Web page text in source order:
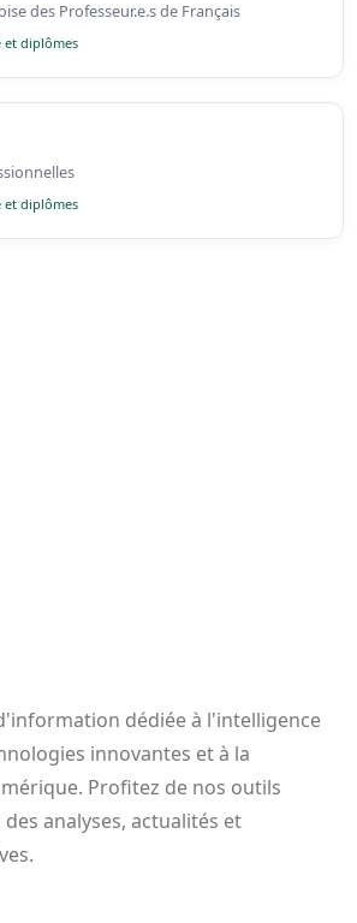
des Professeur.e.s de Français
et diplômes
et diplômes
dédiée à l'intelligence
innovantes et à la
Profitez de nos outils
analyses, actualités et